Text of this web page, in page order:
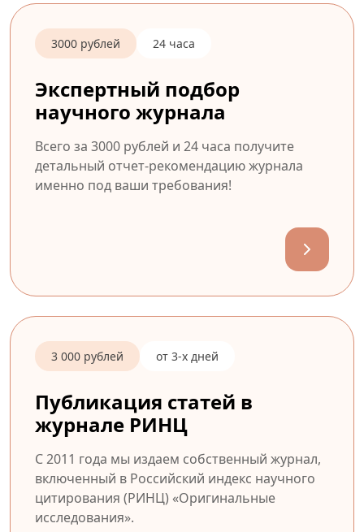
3000 рублей 24 часа
Экспертный подбор
научного журнала
Всего за 3000 рублей и 24 часа получите
детальный отчет-рекомендацию журнала
именно под ваши требования!
3 000 рублей от 3-х дней
Публикация статей в
журнале РИНЦ
С 2011 года мы издаем собственный журнал,
включенный в Российский индекс научного
цитирования (РИНЦ) «Оригинальные
исследования».